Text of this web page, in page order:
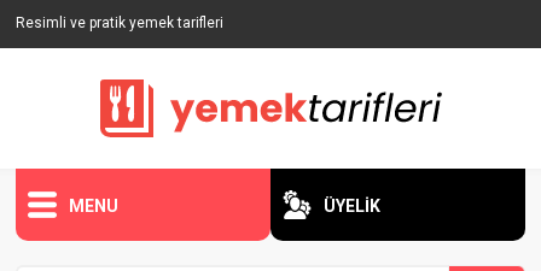
Resimli ve pratik yemek tarifleri
MENU ÜYELİK